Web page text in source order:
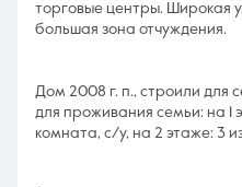
торговые центры. Широкая
большая зона отчуждения.
Дом 2008 г. п., строили для
для проживания семьи: на 1
комната, с/у, на 2 этаже: 3